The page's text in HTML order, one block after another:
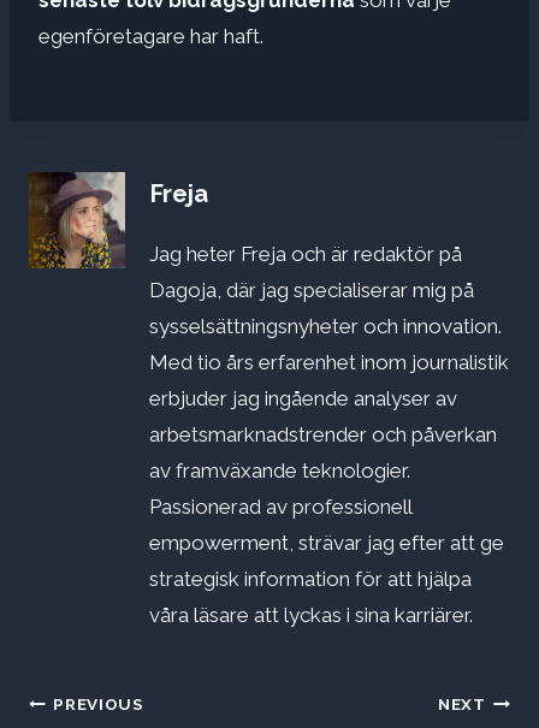
egenföretagare har haft.
Freja
Jag heter Freja och är redaktör på
Dagoja, där jag specialiserar mig på
sysselsättningsnyheter och innovation.
Med tio års erfarenhet inom journalistik
erbjuder jag ingående analyser av
arbetsmarknadstrender och påverkan
av framväxande teknologier.
Passionerad av professionell
empowerment, strävar jag efter att ge
strategisk information för att hjälpa
våra läsare att lyckas i sina karriärer.
Inläggsnavigering
PREVIOUS NEXT